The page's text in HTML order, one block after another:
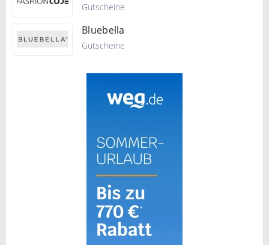
Gutscheine
Bluebella
Gutscheine